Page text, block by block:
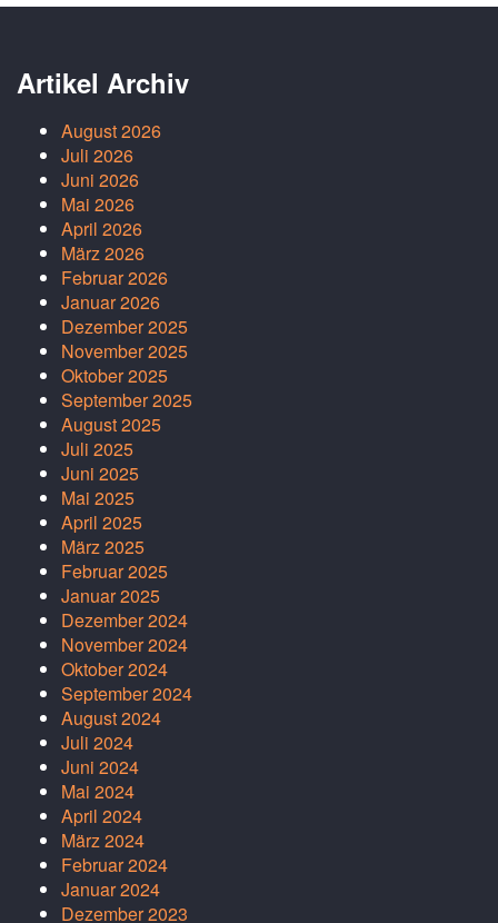
Artikel Archiv
August 2026
Juli 2026
Juni 2026
Mai 2026
April 2026
März 2026
Februar 2026
Januar 2026
Dezember 2025
November 2025
Oktober 2025
September 2025
August 2025
Juli 2025
Juni 2025
Mai 2025
April 2025
März 2025
Februar 2025
Januar 2025
Dezember 2024
November 2024
Oktober 2024
September 2024
August 2024
Juli 2024
Juni 2024
Mai 2024
April 2024
März 2024
Februar 2024
Januar 2024
Dezember 2023